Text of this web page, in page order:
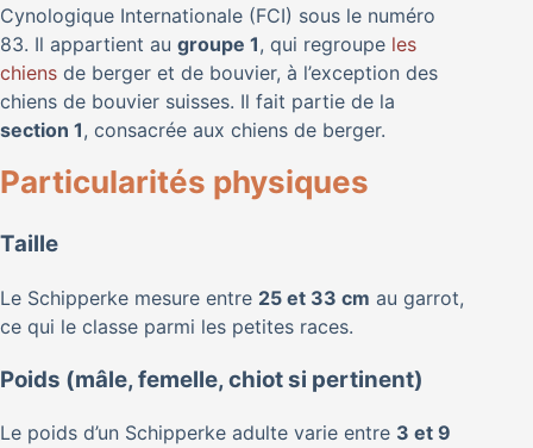
Cynologique Internationale (FCI) sous le numéro
83. Il appartient au groupe 1, qui regroupe les
chiens de berger et de bouvier, à l’exception des
chiens de bouvier suisses. Il fait partie de la
section 1, consacrée aux chiens de berger.
Particularités physiques
Taille
Le Schipperke mesure entre 25 et 33 cm au garrot,
ce qui le classe parmi les petites races.
Poids (mâle, femelle, chiot si pertinent)
Le poids d’un Schipperke adulte varie entre 3 et 9